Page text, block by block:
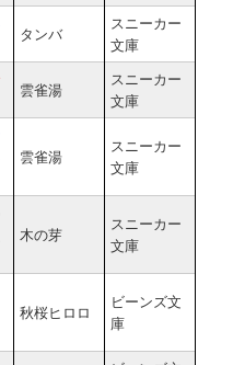
タンバ
スニーカー
文庫
雲雀湯
スニーカー
文庫
雲雀湯
スニーカー
文庫
木の芽
スニーカー
文庫
秋桜ヒロロ
ビーンズ文
庫